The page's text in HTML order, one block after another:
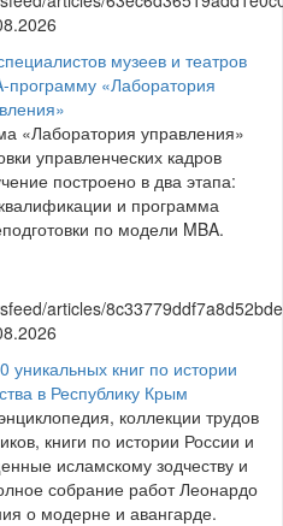
музеев и театров
«Лаборатория
«Лаборатория управления»
управленческих кадров
построено в два этапа:
и программа
по модели MBA.
книг по истории
в Республику Крым
коллекции трудов
книги по истории России и
исламскому зодчеству и
собрание работ Леонардо
о модерне и авангарде.